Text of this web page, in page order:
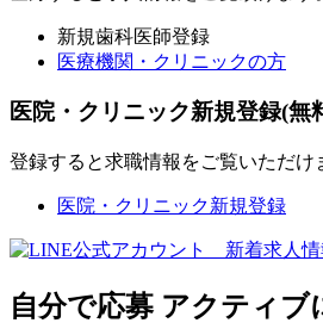
新規歯科医師登録
医療機関・クリニックの方
医院・クリニック新規登録(無
登録すると求職情報をご覧いただけ
医院・クリニック新規登録
自分で応募 アクティブ